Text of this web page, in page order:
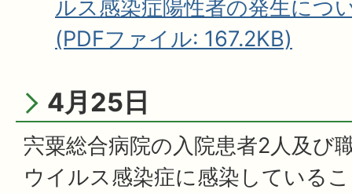
ルス感染症陽性者の発生につ
(PDFファイル: 167.2KB)
4月25日
宍粟総合病院の入院患者2人及び
ウイルス感染症に感染している